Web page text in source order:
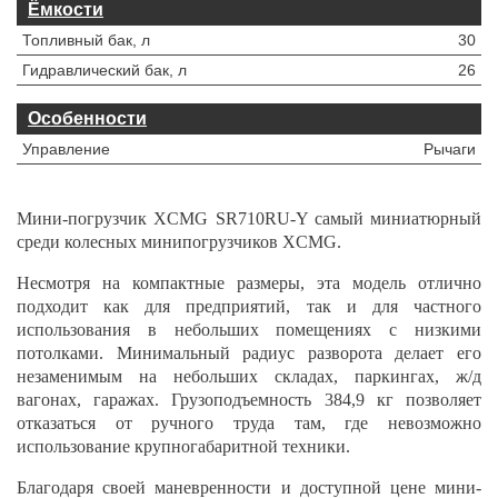
Ёмкости
Топливный бак, л
30
Гидравлический бак, л
26
Особенности
Управление Рычаги
Мини-погрузчик XCMG SR710RU-Y самый миниатюрный
среди колесных минипогрузчиков XCMG.
Несмотря на компактные размеры, эта модель отлично
подходит как для предприятий, так и для частного
использования в небольших помещениях с низкими
потолками. Минимальный радиус разворота делает его
незаменимым на небольших складах, паркингах, ж/д
вагонах, гаражах. Грузоподъемность 384,9 кг позволяет
отказаться от ручного труда там, где невозможно
использование крупногабаритной техники.
Благодаря своей маневренности и доступной цене мини-